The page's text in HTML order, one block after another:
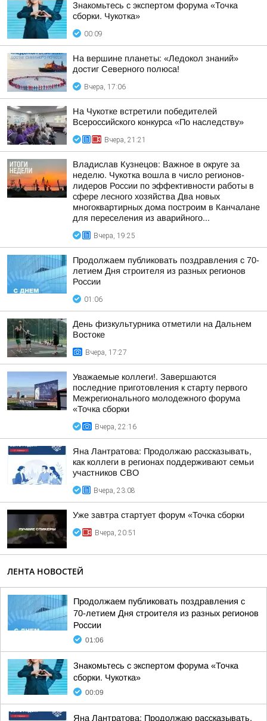
Знакомьтесь с экспертом форума «Точка
сборки. Чукотка»
00:09
На вершине планеты: «Ледокол знаний»
достиг Северного полюса!
Вчера, 17:06
На Чукотке встретили победителей
Всероссийского конкурса «По наследству»
Вчера, 21:21
Владислав Кузнецов: Важное в округе за
неделю. Чукотка вошла в число регионов-
лидеров России по эффективности работы в
сфере лесного хозяйства Два новых
многоквартирных дома построим в Канчалане
для переселения из аварийного...
Вчера, 19:25
Продолжаем публиковать поздравления с 70-
летием Дня строителя из разных регионов
России
01:06
День физкультурника отметили на Дальнем
Востоке
Вчера, 17:27
Уважаемые коллеги!. Завершаются
последние приготовления к старту первого
Межрегионального молодежного форума
«Точка сборки
Вчера, 22:16
Яна Лантратова: Продолжаю рассказывать,
как коллеги в регионах поддерживают семьи
участников СВО
Вчера, 23:08
Уже завтра стартует форум «Точка сборки
Вчера, 20:51
ЛЕНТА НОВОСТЕЙ
Продолжаем публиковать поздравления с
70-летием Дня строителя из разных регионов
России
01:06
Знакомьтесь с экспертом форума «Точка
сборки. Чукотка»
00:09
Яна Лантратова: Продолжаю рассказывать,